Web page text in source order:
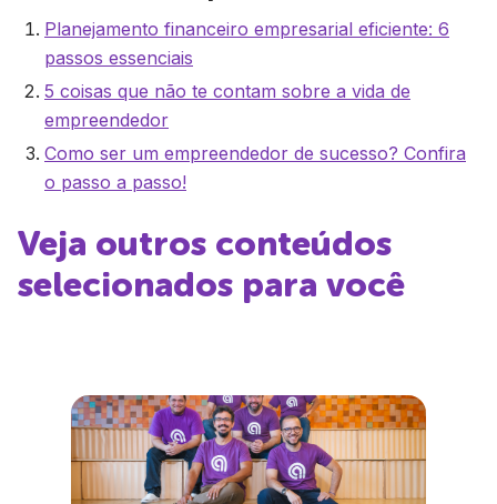
Planejamento financeiro empresarial eficiente: 6
passos essenciais
5 coisas que não te contam sobre a vida de
empreendedor
Como ser um empreendedor de sucesso? Confira
o passo a passo!
Veja outros conteúdos
selecionados para você